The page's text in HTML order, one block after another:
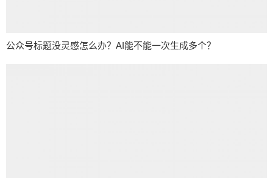
公众号标题没灵感怎么办？AI能不能一次生成多个？